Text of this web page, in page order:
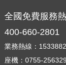
全國免費服務熱
400-660-2801
業務熱線：
座機：0755-